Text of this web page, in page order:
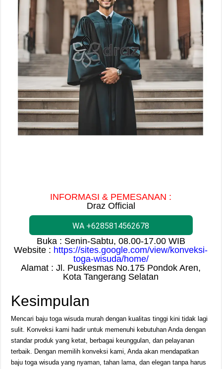
INFORMASI & PEMESANAN :
Draz Official
WA +6285814562678
Buka : Senin-Sabtu, 08.00-17.00 WIB
Website : https://sites.google.com/view/konveksi-
toga-wisuda/home/
Alamat : Jl. Puskesmas No.175 Pondok Aren,
Kota Tangerang Selatan
Kesimpulan
Mencari baju toga wisuda murah dengan kualitas tinggi kini tidak lagi
sulit. Konveksi kami hadir untuk memenuhi kebutuhan Anda dengan
standar produk yang ketat, berbagai keunggulan, dan pelayanan
terbaik. Dengan memilih konveksi kami, Anda akan mendapatkan
baju toga wisuda yang nyaman, tahan lama, dan elegan tanpa harus